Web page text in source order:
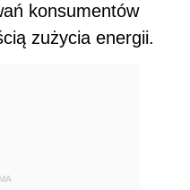
konsumentów
zużycia energii.